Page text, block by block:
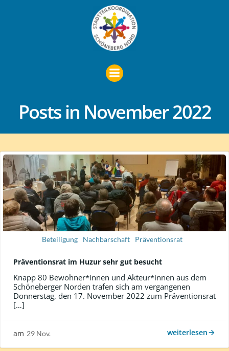
Zum
Inhalt
springen
Posts in November 2022
Beteiligung Nachbarschaft Präventionsrat
Präventionsrat im Huzur sehr gut besucht
Knapp 80 Bewohner*innen und Akteur*innen aus dem
Schöneberger Norden trafen sich am vergangenen
Donnerstag, den 17. November 2022 zum Präventionsrat
[…]
am 29 Nov. weiterlesen